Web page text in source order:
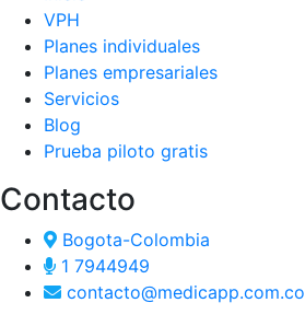
VPH
Planes individuales
Planes empresariales
Servicios
Blog
Prueba piloto gratis
Contacto
Bogota-Colombia
1 7944949
contacto@medicapp.com.co